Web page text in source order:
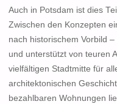
Auch in Potsdam ist dies
Zwischen den Konzepten
nach historischem Vorbild
und unterstützt von teuren
vielfältigen Stadtmitte für
architektonischen
bezahlbaren Wohnungen